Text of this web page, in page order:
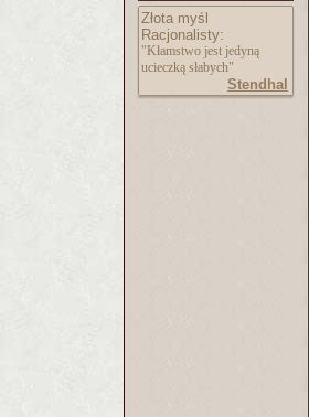
Złota myśl
Racjonalisty:
"Kłamstwo jest jedyną
ucieczką słabych"
Stendhal